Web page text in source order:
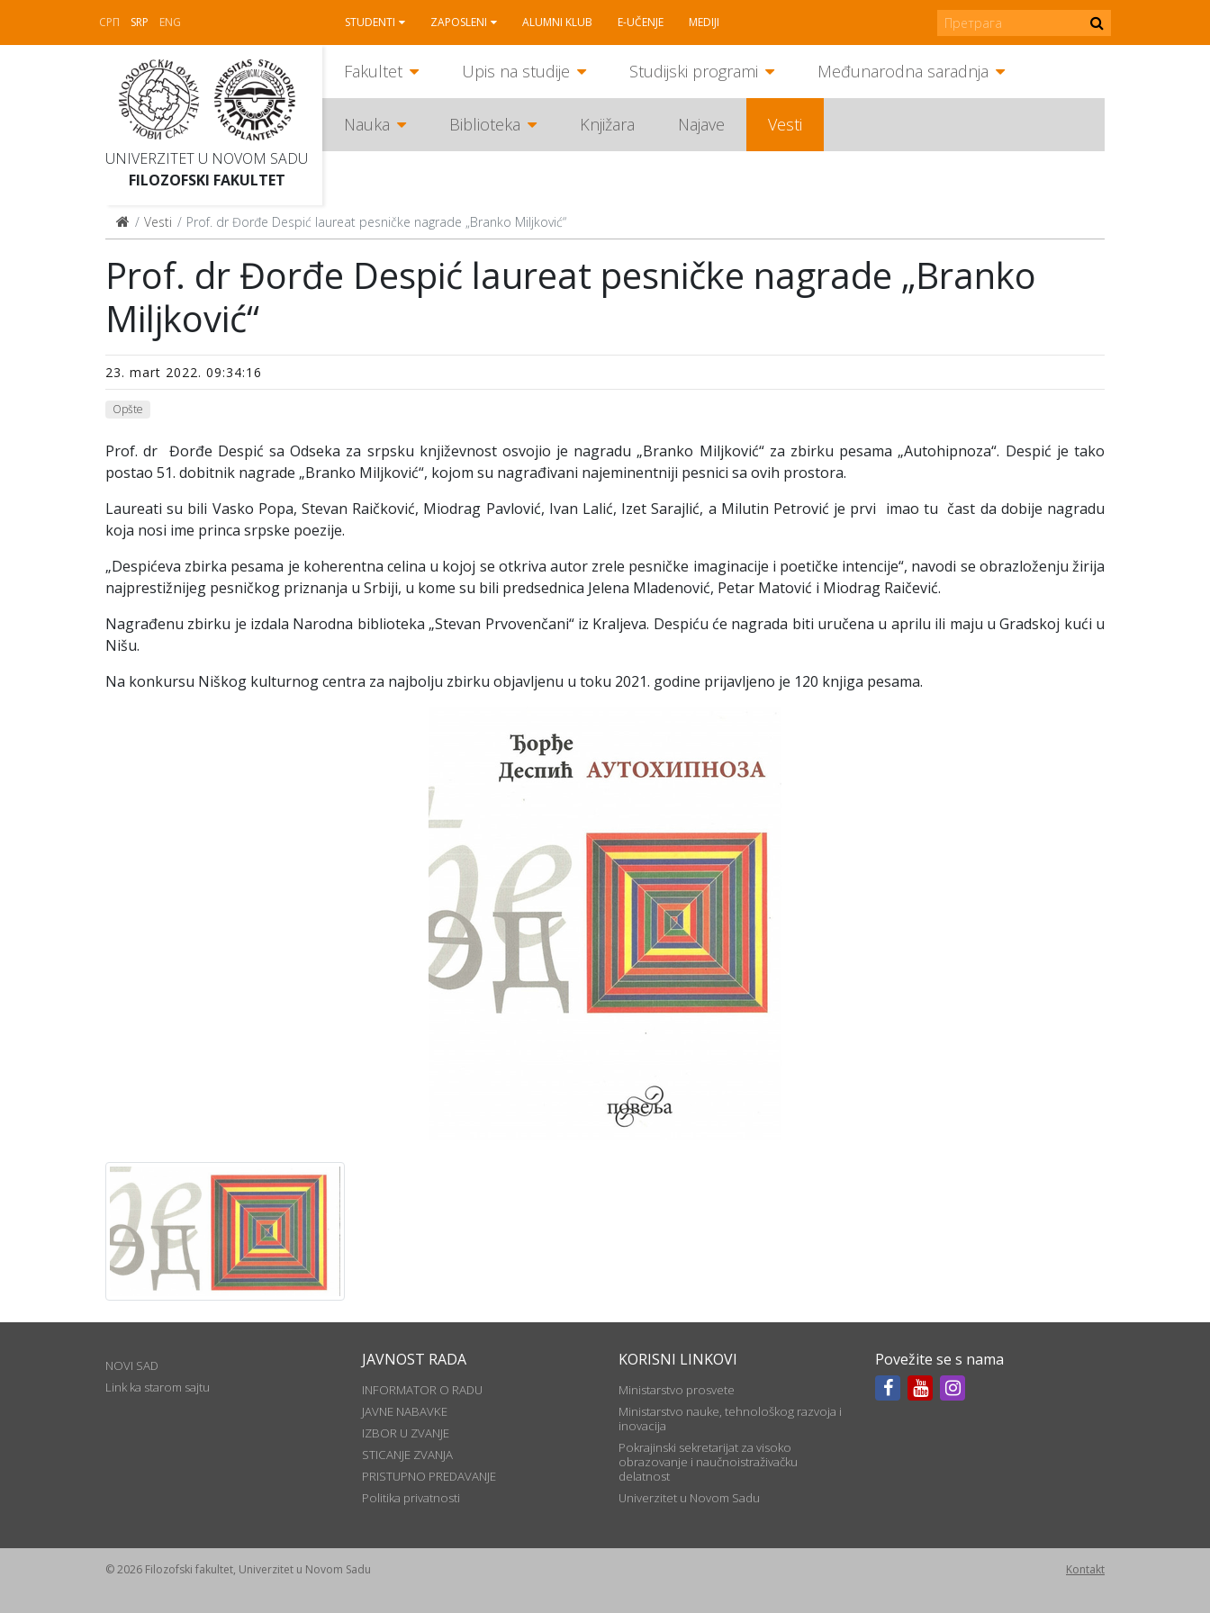
СРП SRP ENG STUDENTI ZAPOSLENI ALUMNI KLUB E-UČENJE MEDIJI
UNIVERZITET U NOVOM SADU
FILOZOFSKI FAKULTET
Fakultet Upis na studije Studijski programi Međunarodna saradnja
Nauka Biblioteka Knjižara Najave Vesti
Vesti Prof. dr Đorđe Despić laureat pesničke nagrade „Branko Miljković“
Prof. dr Đorđe Despić laureat pesničke nagrade „Branko
Miljković“
23. mart 2022. 09:34:16
Opšte
Prof. dr Đorđe Despić sa Odseka za srpsku književnost osvojio je nagradu „Branko Miljković“ za zbirku pesama „Autohipnoza“. Despić je tako
postao 51. dobitnik nagrade „Branko Miljković“, kojom su nagrađivani najeminentniji pesnici sa ovih prostora.
Laureati su bili Vasko Popa, Stevan Raičković, Miodrag Pavlović, Ivan Lalić, Izet Sarajlić, a Milutin Petrović je prvi imao tu čast da dobije nagradu
koja nosi ime princa srpske poezije.
„Despićeva zbirka pesama je koherentna celina u kojoj se otkriva autor zrele pesničke imaginacije i poetičke intencije“, navodi se obrazloženju žirija
najprestižnijeg pesničkog priznanja u Srbiji, u kome su bili predsednica Jelena Mladenović, Petar Matović i Miodrag Raičević.
Nagrađenu zbirku je izdala Narodna biblioteka „Stevan Prvovenčani“ iz Kraljeva. Despiću će nagrada biti uručena u aprilu ili maju u Gradskoj kući u
Nišu.
Na konkursu Niškog kulturnog centra za najbolju zbirku objavljenu u toku 2021. godine prijavljeno je 120 knjiga pesama.
NOVI SAD
Link ka starom sajtu
JAVNOST RADA
INFORMATOR O RADU
JAVNE NABAVKE
IZBOR U ZVANJE
STICANJE ZVANJA
PRISTUPNO PREDAVANJE
Politika privatnosti
KORISNI LINKOVI
Ministarstvo prosvete
Ministarstvo nauke, tehnološkog razvoja i
inovacija
Pokrajinski sekretarijat za visoko
obrazovanje i naučnoistraživačku
delatnost
Univerzitet u Novom Sadu
Povežite se s nama
© 2026 Filozofski fakultet, Univerzitet u Novom Sadu Kontakt